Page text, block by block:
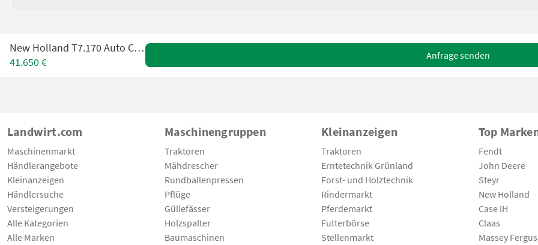
New Holland T7.170 Auto Command
41.650 €
Anfrage senden
Landwirt.com
Maschinenmarkt
Händlerangebote
Kleinanzeigen
Händlersuche
Versteigerungen
Alle Kategorien
Alle Marken
Maschinengruppen
Traktoren
Mähdrescher
Rundballenpressen
Pflüge
Güllefässer
Holzspalter
Baumaschinen
Kleinanzeigen
Traktoren
Erntetechnik Grünland
Forst- und Holztechnik
Rindermarkt
Pferdemarkt
Futterbörse
Stellenmarkt
Top
Fendt
John Deere
Steyr
New Holland
Case IH
Claas
Massey